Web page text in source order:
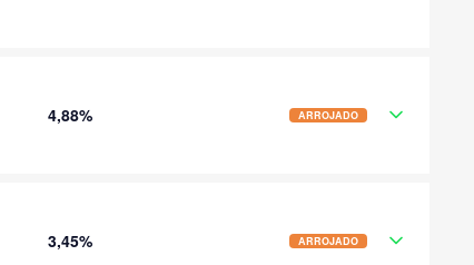
4,88% ARROJADO
3,45% ARROJADO